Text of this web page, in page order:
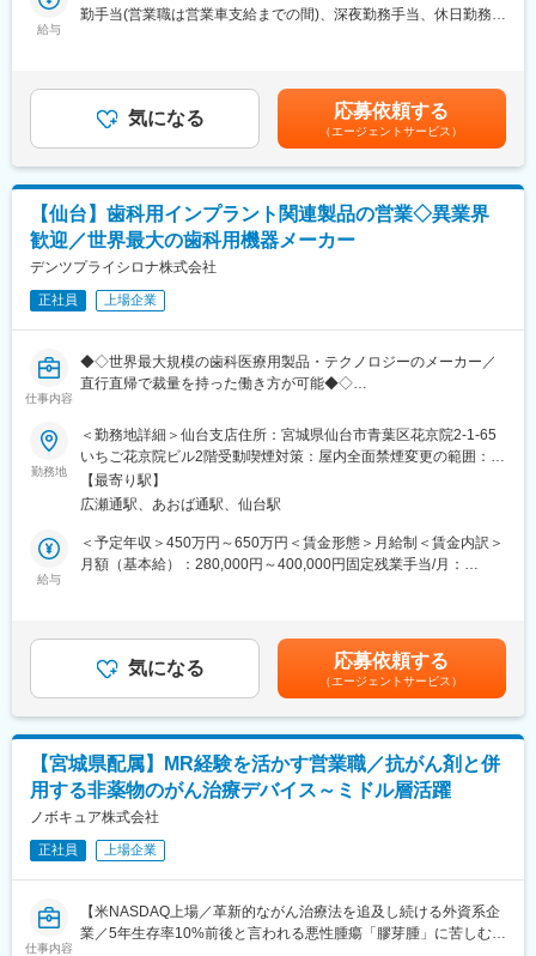
■キャリアパス：機械だけでなく電気やIT・科学の知識も身に着け
ど積極的なキャリア構築が可能です。
変更の範囲：会社の定める業務
当社は1949年の設立以来、医療技術の革新を続け、電池式体外型
高い仕事に携わりたい方におすすめです。
■組織体制：Structural Heart（ストラクチャルハート）
大動脈弁狭窄症の治療法の1つであるTAVI用デバイス（カテーテ
ル）を取り扱う部署で、外科手術と比べ、身体に負担の少ない治
療ができることが特徴です。
・主要製品URL
https://www.medtronic.com/jp-ja/healthcare-
professionals/products/cardiovascular/transcatheter-aortic-heart-
valves.html
社員の努力と成果を正当に評価するインセンティブ制度が充実し
ています。
■業務概要：
医療機器の営業職として、医師や販売代理店と連携し、最適な治
療方法の提案を行います。新製品の特徴や効果を説明し、データ
分析を駆使して戦略的にアプローチします。
■職務詳細：
・データ分析に基づく戦略的アプローチ
学研修と先輩社員との同行で、着実に力をつけることができま
す。戦略的な営業活動を通じて、医師との折衝やデータ分析のス
キルも磨かれます。
変更の範囲：会社の定める業務
給与
勤手当(営業職は営業車支給までの間)、深夜勤務手当、休日勤務手
年目の場合固定年収 500万円 インセンティブ 380万円35歳、
入社8年目の場合固定年収 600万円 インセンティブ 400万円
賃金はあくまでも目安の金額であり、選考を通じて上下する可能
性があります。月給(月額)は固定手当を含めた表記です。
気になる 応募依頼する
（エージェントサービス）
【仙台】歯科用インプラント関連製品の営業◇異業界
歓迎／世界最大の歯科用機器メーカー
デンツプライシロナ株式会社
正社員 上場企業
仕事内容
◆◇世界最大規模の歯科医療用製品・テクノロジーのメーカー／
直行直帰で裁量を持った働き方が可能◆◇
■職務内容：
仙台を拠点として東北３県をメインに、地域における歯科インプ
ラント関連製品を主とした弊社製品のセールスをご担当いただき
ます。
・歯科医院、病院歯科、および大学歯学部に対する歯科用インプ
ラントと関連する製品の提案・販売
・歯科医院と技工所と直接コミュニケーションをとり、リレーシ
・弊社製品の紹介・案内
・一部の販売代理店(ディーラー)への製品説明会、販促企画の提
※日帰又は宿泊出張あり
■業務の特徴と魅力：
営業所に縛られず直行直帰でのセルフ・マネジメントの働き方に
なります。
各営業にはテリトリーがアサインされますので、各自でテリトリ
ー戦略を立案して営業活動を行っていただきます。歯科医師や歯
科技工士に対して、専門性の高い商材でのコンサルティング型・
提案型の営業をしたいという方には魅力的な仕事です。
■製品の特徴：
勤務地
＜勤務地詳細＞仙台支店住所：宮城県仙台市青葉区花京院2-1-65
いちご花京院ビル2階受動喫煙対策：屋内全面禁煙変更の範囲：会
社の定める事業所
【最寄り駅】
広瀬通駅、あおば通駅、仙台駅
給与
＜予定年収＞450万円～650万円＜賃金形態＞月給制＜賃金内訳＞
月額（基本給）：280,000円～400,000円固定残業手当/月：
詳細は経験・能力・スキルに応じ、選考の過程を通じて決定しま
す。※上記の予定年収は各種手当およびインセンティブを含む金額
です。※上記予定年収はあくまでも目安の金額であり、選考を通じ
て上下する可能性があります。■給与改定：年1回（4月）賃金は
あくまでも目安の金額であり、選考を通じて上下する可能性があ
ります。月給(月額)は固定手当を含めた表記です。
気になる 応募依頼する
（エージェントサービス）
【宮城県配属】MR経験を活かす営業職／抗がん剤と併
用する非薬物のがん治療デバイス～ミドル層活躍
ノボキュア株式会社
正社員 上場企業
仕事内容
【米NASDAQ上場／革新的ながん治療法を追及し続ける外資系企
業／5年生存率10%前後と言われる悪性腫瘍「膠芽腫」に苦しむ患